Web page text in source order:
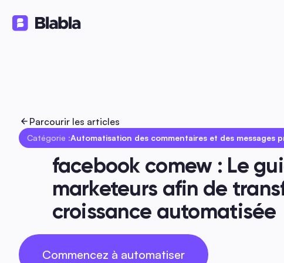
Parcourir les articles
Catégorie :Automatisation des commentaires et des messages
facebook comew : Le
marketeurs afin de
croissance automatisée
Commencez à automatiser